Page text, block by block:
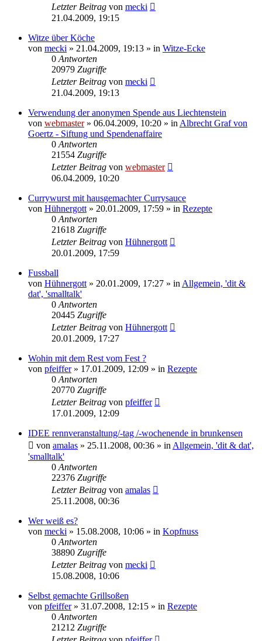
Letzter Beitrag von mecki
21.04.2009, 19:15
Witze über Köche
von mecki » 21.04.2009, 19:13 » in Witze-Ecke
0 Antworten
20979 Zugriffe
Letzter Beitrag von mecki
21.04.2009, 19:13
Verwendung der anonymen Spende aus Liechtenstein
von webmaster» 06.04.2009, 10:20 » in Albrecht Graf von
Goertz - Siftung und Spendenaffaire
0 Antworten
21554 Zugriffe
Letzter Beitrag von webmaster
06.04.2009, 10:20
Currywurst mit hausgemachter Currysauce
von Hühnergott » 20.01.2009, 17:59 » in Rezepte
0 Antworten
21618 Zugriffe
Letzter Beitrag von Hühnergott
20.01.2009, 17:59
Fussball
von Hühnergott » 20.01.2009, 17:27 » in Allgemein, 'dit &
dat', 'smalltalk'
0 Antworten
20445 Zugriffe
Letzter Beitrag von Hühnergott
20.01.2009, 17:27
Wohin mit dem Rest vom Fest ?
von pfeiffer» 17.01.2009, 12:09 » in Rezepte
0 Antworten
20770 Zugriffe
Letzter Beitrag von pfeiffer
17.01.2009, 12:09
IDEE rennveranstaltung/-tag /-wochenende in brunkensen
von amalas » 25.11.2008, 00:36 » in Allgemein, 'dit & dat',
'smalltalk'
0 Antworten
22376 Zugriffe
Letzter Beitrag von amalas
25.11.2008, 00:36
Wer weiß es?
von mecki » 15.08.2008, 10:06 » in Kopfnuss
0 Antworten
38890 Zugriffe
Letzter Beitrag von mecki
15.08.2008, 10:06
Selbst gemachte Grillsoßen
von pfeiffer» 31.07.2008, 12:15 » in Rezepte
0 Antworten
21212 Zugriffe